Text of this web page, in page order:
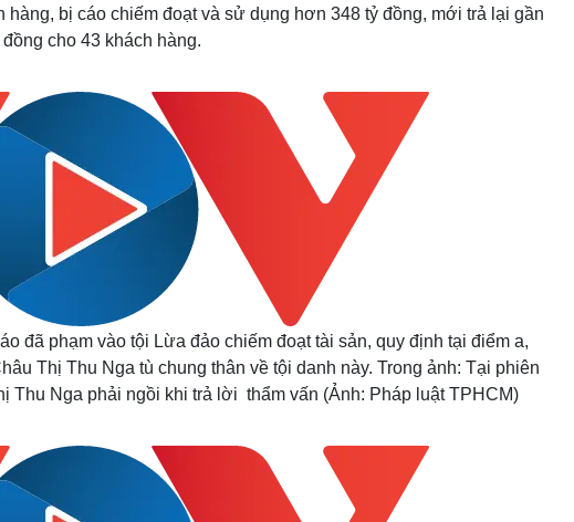
bị cáo chiếm đoạt và sử dụng hơn 348 tỷ đồng, mới trả lại gần
đồng cho 43 khách hàng.
đã phạm vào tội Lừa đảo chiếm đoạt tài sản, quy định tại điểm a,
Thị Thu Nga tù chung thân về tội danh này. Trong ảnh: Tại phiên
Thu Nga phải ngồi khi trả lời thẩm vấn (Ảnh: Pháp luật TPHCM)